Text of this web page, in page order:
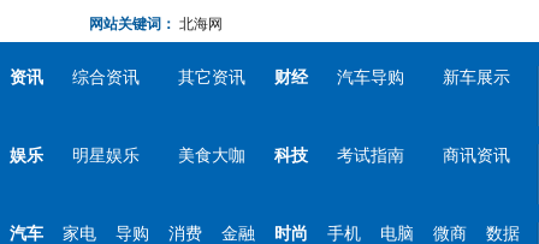
网站关键词： 北海网
资讯 综合资讯 其它资讯 财经 汽车导购 新车展示
娱乐 明星娱乐 美食大咖 科技 考试指南 商讯资讯
汽车 家电 导购 消费 金融 时尚 手机 电脑 微商 数据